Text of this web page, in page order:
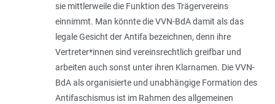
sie mittlerweile die Funktion des Trägervereins
einnimmt. Man könnte die VVN-BdA damit als das
legale Gesicht der Antifa bezeichnen, denn ihre
Vertreter*innen sind vereinsrechtlich greifbar und
arbeiten auch sonst unter ihren Klarnamen. Die VVN-
BdA als organisierte und unabhängige Formation des
Antifaschismus ist im Rahmen des allgemeinen